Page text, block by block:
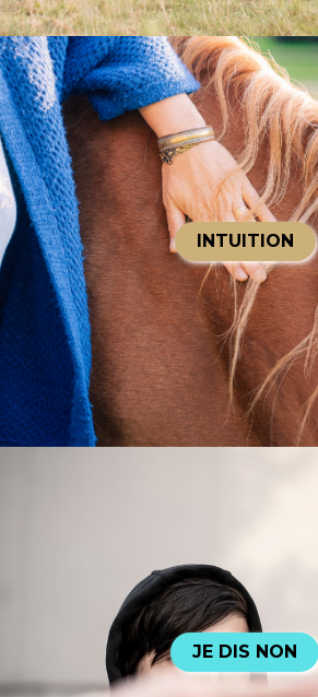
INTUITION
JE DIS NON